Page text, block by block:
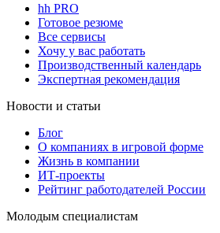
hh PRO
Готовое резюме
Все сервисы
Хочу у вас работать
Производственный календарь
Экспертная рекомендация
Новости и статьи
Блог
О компаниях в игровой форме
Жизнь в компании
ИТ-проекты
Рейтинг работодателей России
Молодым специалистам